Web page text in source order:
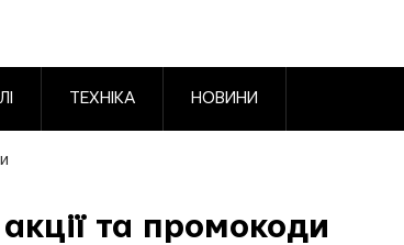
ТЕХНІКА НОВИНИ
та промокоди